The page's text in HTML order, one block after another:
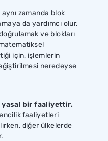
aynı zamanda blok
da yardımcı olur.
ve blokları
için, işlemlerin
neredeyse
yasal bir faaliyettir.
faaliyetleri
diğer ülkelerde